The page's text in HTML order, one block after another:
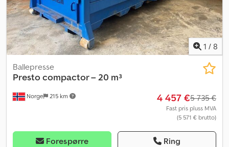
1 / 8
Norge 215 km
Ballepresse
Presto compactor – 20 m³
4 457 €5 735 €
Fast pris pluss MVA
(5 571 € brutto)
Forespørre Ring